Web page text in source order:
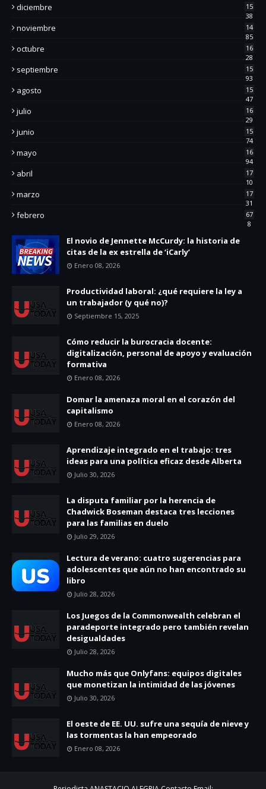
diciembre
15
38
noviembre
14
85
octubre
16
28
septiembre
15
93
agosto
15
47
julio
16
29
junio
15
74
mayo
16
94
abril
17
10
marzo
17
31
febrero
67
8
El novio de Jennette McCurdy: la historia de
citas de la ex estrella de ‘iCarly’
Enero 08, 2026
Productividad laboral: ¿qué requiere la ley a
un trabajador (y qué no)?
Septiembre 15, 2025
Cómo reducir la burocracia docente:
digitalización, personal de apoyo y evaluación
formativa
Enero 08, 2026
Domar la amenaza moral en el corazón del
capitalismo
Enero 08, 2026
Aprendizaje integrado en el trabajo: tres
ideas para una política eficaz desde Alberta
Julio 30, 2026
La disputa familiar por la herencia de
Chadwick Boseman destaca tres lecciones
para las familias en duelo
Julio 29, 2026
Lectura de verano: cuatro sugerencias para
adolescentes que aún no han encontrado su
libro
Julio 28, 2026
Los Juegos de la Commonwealth celebran el
paradeporte integrado pero también revelan
desigualdades
Julio 28, 2026
Mucho más que Onlyfans: equipos digitales
que monetizan la intimidad de las jóvenes
Julio 30, 2026
El oeste de EE. UU. sufre una sequía de nieve y
las tormentas la han empeorado
Enero 08, 2026